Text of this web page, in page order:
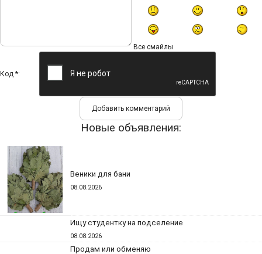
Все смайлы
Код *:
Новые объявления:
Веники для бани
08.08.2026
Ищу студентку на подселение
08.08.2026
Продам или обменяю